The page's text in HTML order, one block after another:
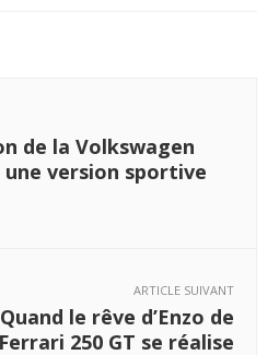
de la Volkswagen
une version sportive
ARTICLE SUIVANT
le rêve d’Enzo de
250 GT se réalise